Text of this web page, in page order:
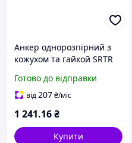
Анкер однорозпірний з
кожухом та гайкой SRTR
ТМ КРЕПТЕХ
Готово до відправки
від207₴/міс
1 241.16₴
Купити